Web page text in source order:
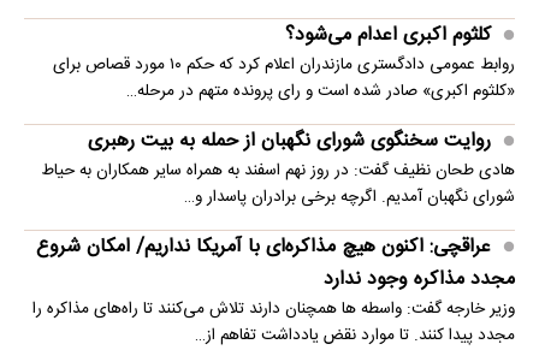
کلثوم اکبری اعدام می‌شود؟
روابط عمومی دادگستری مازندران اعلام کرد که حکم ۱۰ مورد قصاص برای
«کلثوم اکبری» صادر شده است و رای پرونده متهم در مرحله…
روایت سخنگوی شورای نگهبان از حمله به بیت رهبری
هادی طحان نظیف گفت: در روز نهم اسفند به همراه سایر همکاران به حیاط
شورای نگهبان آمدیم. اگرچه برخی برادران پاسدار و…
عراقچی: اکنون هیچ مذاکره‌ای با آمریکا نداریم/ امکان شروع
مجدد مذاکره وجود ندارد
وزیر خارجه گفت: واسطه ها همچنان دارند تلاش می‌کنند تا راه‌های مذاکره را
مجدد پیدا کنند. تا موارد نقض یادداشت تفاهم از…